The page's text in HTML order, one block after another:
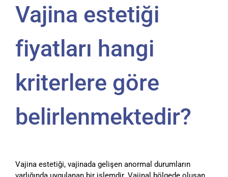
Vajina estetiği
fiyatları hangi
kriterlere göre
belirlenmektedir?
Vajina estetiği, vajinada gelişen anormal durumların